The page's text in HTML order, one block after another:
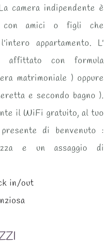
camera indipendente è
con amici o figli che
appartamento. L'
affittato con formula
matrimoniale ) oppure
e secondo bagno ).
il WiFi gratuito, al tuo
di benvenuto :
e un assaggio di
in/out